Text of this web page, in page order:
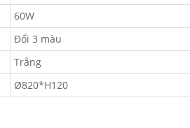
60W
Đổi 3 màu
Trắng
Ø820*H120